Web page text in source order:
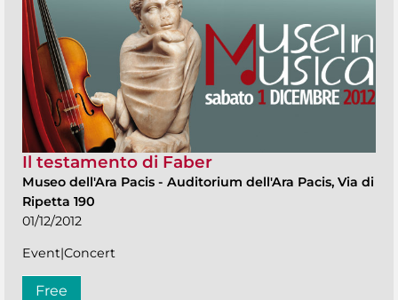
Il testamento di Faber
Museo dell'Ara Pacis - Auditorium dell'Ara Pacis, Via di
Ripetta 190
01/12/2012
Event|Concert
Free